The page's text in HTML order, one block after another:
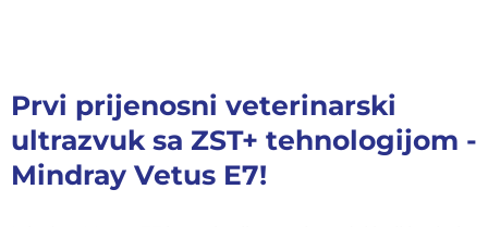
Prvi prijenosni veterinarski
ultrazvuk sa ZST+ tehnologijom -
Mindray Vetus E7!